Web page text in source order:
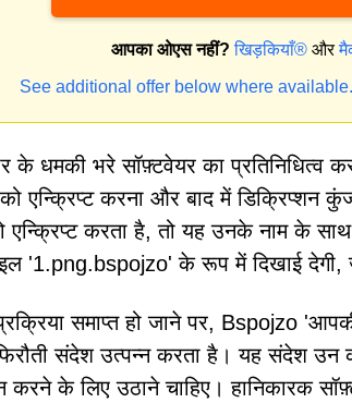
आपका ओएस नहीं? खिड़कियाँ® और
See additional offer below where available.
के धमकी भरे सॉफ़्टवेयर का प्रतिनिधित्व
को एन्क्रिप्ट करना और बाद में
एन्क्रिप्ट करता है, तो यह उनके नाम के
'1.png.bspojzo' के रूप में दिखाई
समाप्त हो जाने पर, Bspojzo
संदेश उत्पन्न करता है। यह संदेश उन
के लिए उठाने चाहिए। हानिकारक